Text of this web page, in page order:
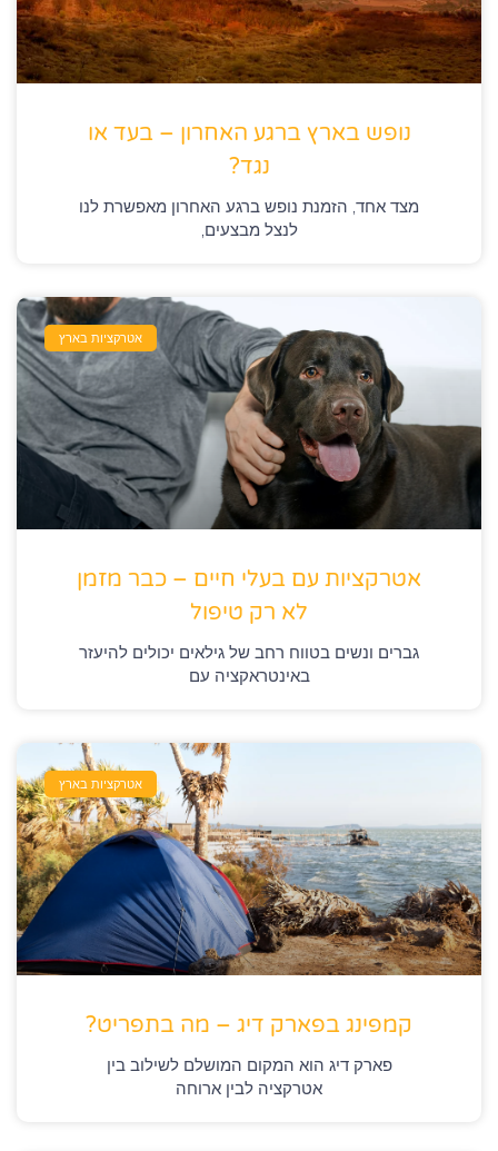
נופש בארץ ברגע האחרון – בעד או
נגד?
מצד אחד, הזמנת נופש ברגע האחרון מאפשרת לנו
לנצל מבצעים,
אטרקציות בארץ
אטרקציות עם בעלי חיים – כבר מזמן
לא רק טיפול
גברים ונשים בטווח רחב של גילאים יכולים להיעזר
באינטראקציה עם
אטרקציות בארץ
קמפינג בפארק דיג – מה בתפריט?
פארק דיג הוא המקום המושלם לשילוב בין
אטרקציה לבין ארוחה